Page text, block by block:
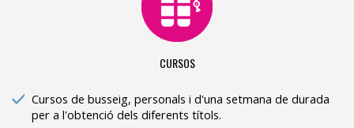
CURSOS
Cursos de busseig, personals i d'una setmana de durada
per a l'obtenció dels diferents títols.